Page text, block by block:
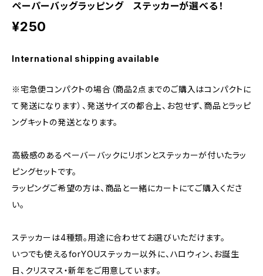
ペーパーバッグラッピング ステッカーが選べる！
¥250
International shipping available
※宅急便コンパクトの場合（商品2点までのご購入はコンパクトに
て発送になります）、発送サイズの都合上、お包せず、商品とラッピ
ングキットの発送となります。
高級感のあるペーバーバックにリボンとステッカーが付いたラッ
ピングセットです。
ラッピングご希望の方は、商品と一緒にカートにてご購入くださ
い。
ステッカーは4種類。用途に合わせてお選びいただけます。
いつでも使えるforYOUステッカー以外に、ハロウィン、お誕生
日、クリスマス・新年をご用意しています。